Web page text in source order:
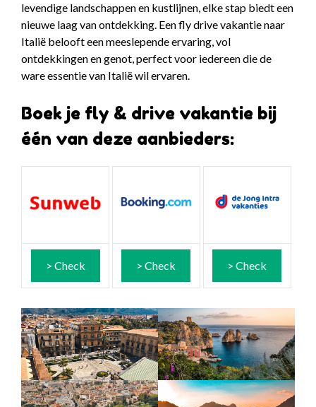
levendige landschappen en kustlijnen, elke stap biedt een
nieuwe laag van ontdekking. Een fly drive vakantie naar
Italië belooft een meeslepende ervaring, vol
ontdekkingen en genot, perfect voor iedereen die de
ware essentie van Italië wil ervaren.
Boek je fly & drive vakantie bij
één van deze aanbieders:
> Check > Check > Check